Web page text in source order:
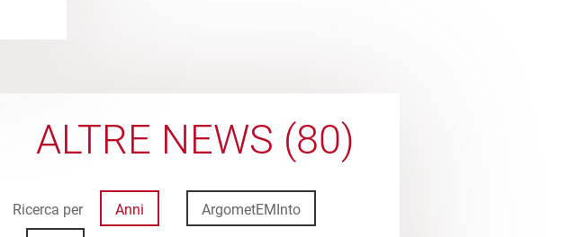
ALTRE NEWS (80)
Ricerca per Anni ArgometEMInto